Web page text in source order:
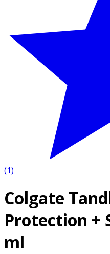
(1)
Colgate
Protection +
ml